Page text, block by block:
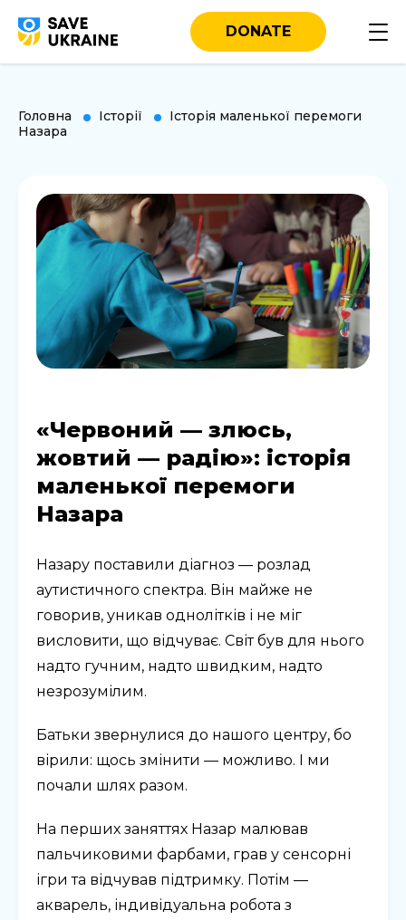
DONATE
Головна Історії
Історія маленької перемоги
Назара
«Червоний — злюсь,
жовтий — радію»: історія
маленької перемоги
Назара
Назару поставили діагноз — розлад
аутистичного спектра. Він майже не
говорив, уникав однолітків і не міг
висловити, що відчуває. Світ був для нього
надто гучним, надто швидким, надто
незрозумілим.
Батьки звернулися до нашого центру, бо
вірили: щось змінити — можливо. І ми
почали шлях разом.
На перших заняттях Назар малював
пальчиковими фарбами, грав у сенсорні
ігри та відчував підтримку. Потім —
акварель, індивідуальна робота з